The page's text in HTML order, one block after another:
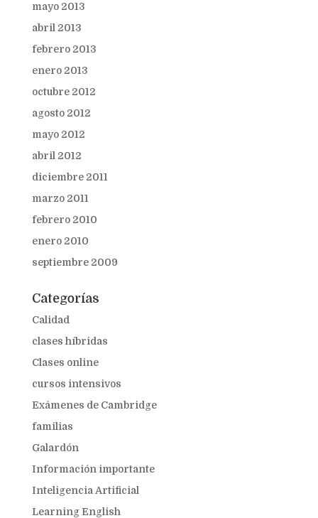
mayo 2013
abril 2013
febrero 2013
enero 2013
octubre 2012
agosto 2012
mayo 2012
abril 2012
diciembre 2011
marzo 2011
febrero 2010
enero 2010
septiembre 2009
Categorías
Calidad
clases híbridas
Clases online
cursos intensivos
Exámenes de Cambridge
familias
Galardón
Información importante
Inteligencia Artificial
Learning English